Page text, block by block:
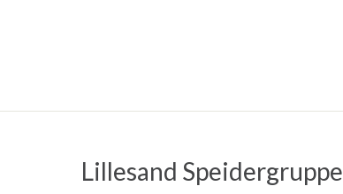
Lillesand Speidergruppe